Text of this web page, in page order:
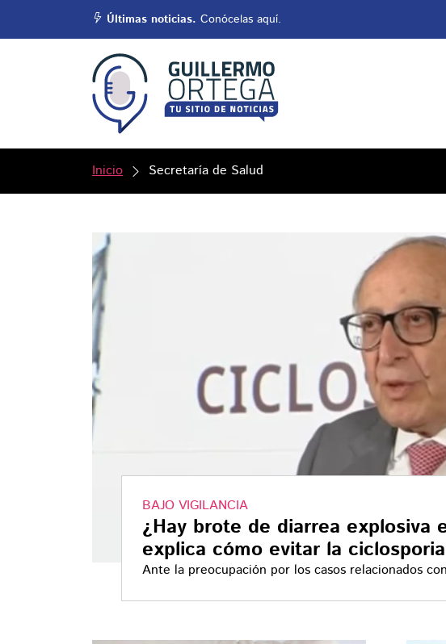
Últimas noticias. Conócelas aquí.
Inicio Secretaría de Salud
BAJO VIGILANCIA
¿Hay brote de diarrea explosiva
explica cómo evitar la
Ante la preocupación por los casos relacionados